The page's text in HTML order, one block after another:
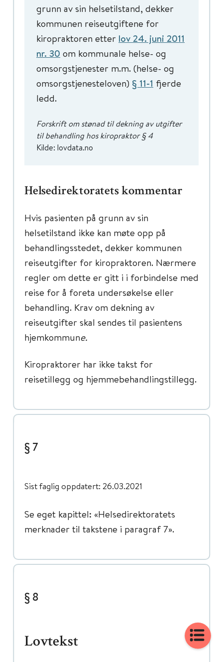
grunn av sin helsetilstand, dekker
kommunen reiseutgiftene for
kiropraktoren etter lov 24. juni 2011
nr. 30 om kommunale helse- og
omsorgstjenester m.m. (helse- og
omsorgstjenesteloven) § 11-1 fjerde
ledd.
Forskrift om stønad til dekning av utgifter
til behandling hos kiropraktor § 4
Kilde: lovdata.no
Helsedirektoratets kommentar
Hvis pasienten på grunn av sin
helsetilstand ikke kan møte opp på
behandlingsstedet, dekker kommunen
reiseutgifter for kiropraktoren. Nærmere
regler om dette er gitt i i forbindelse med
reise for å foreta undersøkelse eller
behandling. Krav om dekning av
reiseutgifter skal sendes til pasientens
hjemkommune.
Kiropraktorer har ikke takst for
reisetillegg og hjemmebehandlingstillegg.
§ 7
Sist faglig oppdatert: 26.03.2021
Se eget kapittel: «Helsedirektoratets
merknader til takstene i paragraf 7».
§ 8
Lovtekst